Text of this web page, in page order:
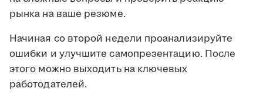
рынка на ваше резюме.
Начиная со второй недели проанализируйте
ошибки и улучшите самопрезентацию. После
этого можно выходить на ключевых
работодателей.